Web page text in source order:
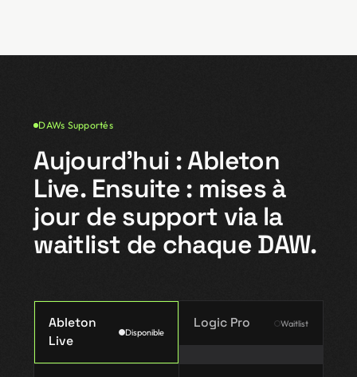
DAWs Supportés
Aujourd'hui : Ableton
Live. Ensuite : mises à
jour de support via la
waitlist de chaque DAW.
Ableton
Live
Disponible
Logic Pro Waitlist